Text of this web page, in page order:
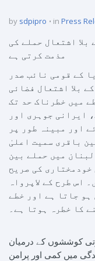
by sdpipro in Press
اشتعال حملے کی
مذمت کرتی ہے
کے قومی نائب صدر
بلا اشتعال فضائی
میں خطرناک حد تک
ایرانی جوہری اور
اور مبینہ طور پر
باقری سمیت اعلیٰ
میں حملے بین
خودمختاری کی صریح
اس طرح کے لاپرواہ
ہو جاتا ہے اور خطے
کا خطرہ ہوتا ہے۔
کوششوں کے درمیان
میں کمی اور پرامن